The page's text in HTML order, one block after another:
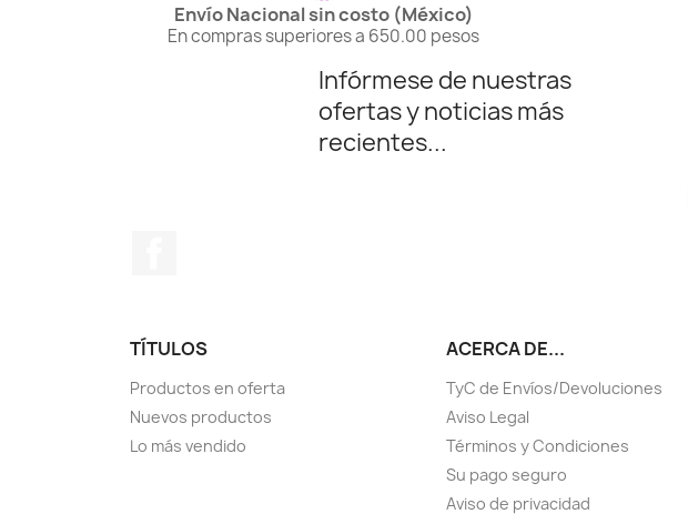
Envío Nacional sin costo (México)
En compras superiores a 650.00 pesos
Infórmese de nuestras
ofertas y noticias más
recientes...
TÍTULOS
Productos en oferta
Nuevos productos
Lo más vendido
ACERCA DE...
TyC de Envíos/Devoluciones
Aviso Legal
Términos y Condiciones
Su pago seguro
Aviso de privacidad